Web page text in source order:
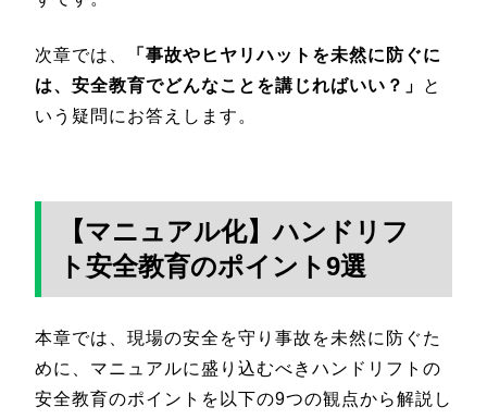
次章では、
「事故やヒヤリハットを未然に防ぐに
は、安全教育でどんなことを講じればいい？」
と
いう疑問にお答えします。
【マニュアル化】ハンドリフ
ト安全教育のポイント9選
本章では、現場の安全を守り事故を未然に防ぐた
めに、マニュアルに盛り込むべきハンドリフトの
安全教育のポイントを以下の9つの観点から解説し